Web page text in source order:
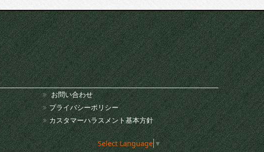
お問い合わせ
プライバシーポリシー
カスタマーハラスメント基本方針
Select Language▼